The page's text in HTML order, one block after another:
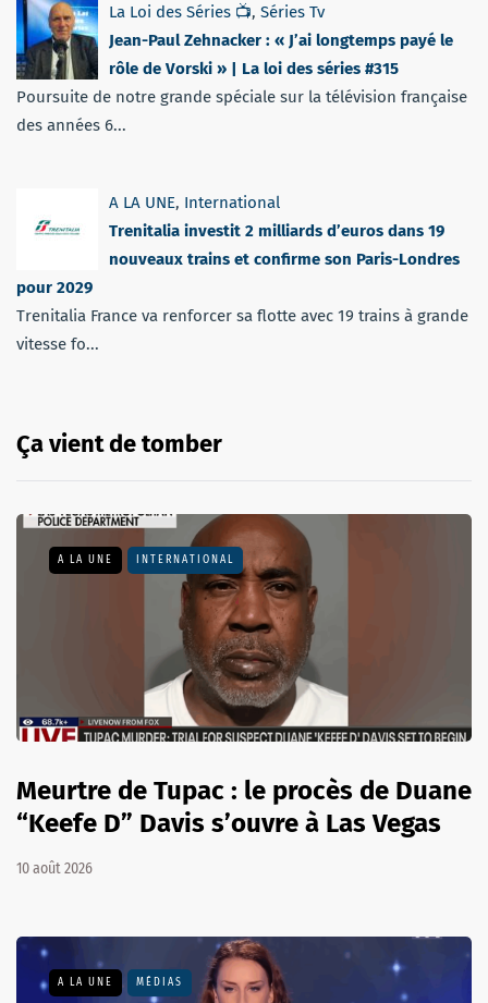
La Loi des Séries 📺, Séries Tv
Jean-Paul Zehnacker : « J’ai longtemps payé le
rôle de Vorski » | La loi des séries #315
Poursuite de notre grande spéciale sur la télévision française
des années 6...
A LA UNE, International
Trenitalia investit 2 milliards d’euros dans 19
nouveaux trains et confirme son Paris-Londres
pour 2029
Trenitalia France va renforcer sa flotte avec 19 trains à grande
vitesse fo...
Ça vient de tomber
A LA UNE INTERNATIONAL
Meurtre de Tupac : le procès de Duane
“Keefe D” Davis s’ouvre à Las Vegas
10 août 2026
A LA UNE MÉDIAS